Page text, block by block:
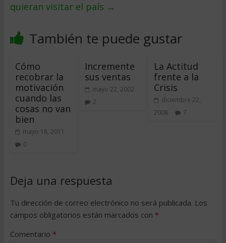
quieran visitar el país →
También te puede gustar
Cómo
recobrar la
motivación
cuando las
cosas no van
bien
mayo 18, 2011
0
Incremente
sus ventas
mayo 22, 2002
2
La Actitud
frente a la
Crisis
diciembre 22,
2008
7
Deja una respuesta
Tu dirección de correo electrónico no será publicada. Los
campos obligatorios están marcados con *
Comentario *